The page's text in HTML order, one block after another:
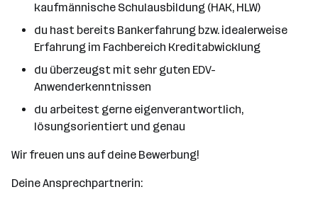
kaufmännische Schulausbildung (HAK, HLW)
du hast bereits Bankerfahrung bzw. idealerweise
Erfahrung im Fachbereich Kreditabwicklung
du überzeugst mit sehr guten EDV-
Anwenderkenntnissen
du arbeitest gerne eigenverantwortlich,
lösungsorientiert und genau
Wir freuen uns auf deine Bewerbung!
Deine Ansprechpartnerin: